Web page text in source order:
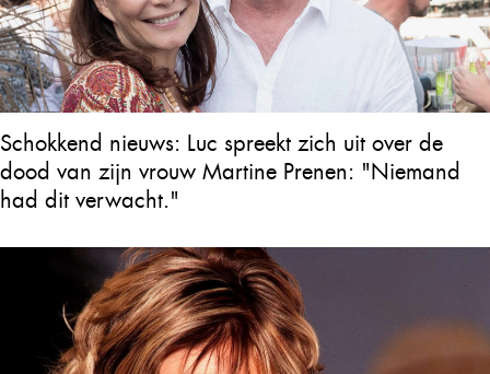
Schokkend nieuws: Luc spreekt zich uit over de
dood van zijn vrouw Martine Prenen: "Niemand
had dit verwacht."